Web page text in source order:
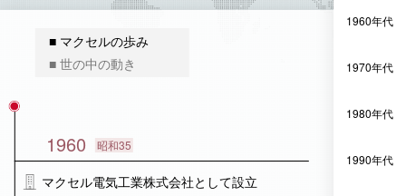
1960年代
1970年代
1980年代
1990年代
■ マクセルの歩み
■ 世の中の動き
1960 昭和35
マクセル電気工業株式会社として設立